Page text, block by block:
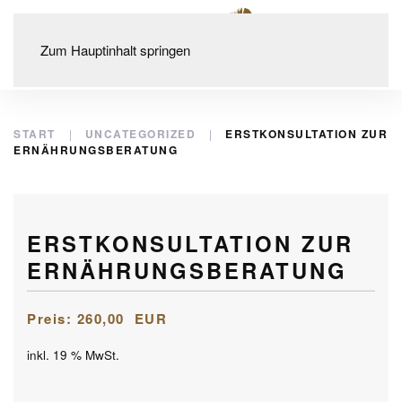
Zum Hauptinhalt springen
START UNCATEGORIZED
ERSTKONSULTATION ZUR
ERNÄHRUNGSBERATUNG
ERSTKONSULTATION ZUR
ERNÄHRUNGSBERATUNG
260,00 EUR
inkl. 19 % MwSt.